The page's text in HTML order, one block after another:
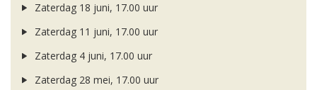
Zaterdag 18 juni, 17.00 uur
Zaterdag 11 juni, 17.00 uur
Zaterdag 4 juni, 17.00 uur
Zaterdag 28 mei, 17.00 uur